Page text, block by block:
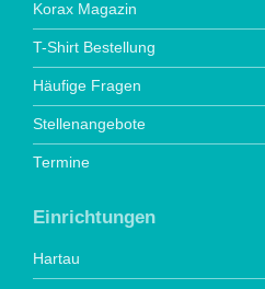
Korax Magazin
T-Shirt Bestellung
Häufige Fragen
Stellenangebote
Termine
Einrichtungen
Hartau